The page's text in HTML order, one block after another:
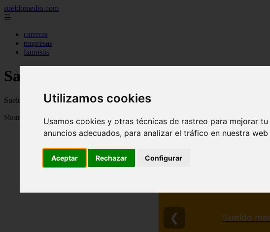
Utilizamos cookies
Usamos cookies y otras técnicas de rastreo para mejorar
anuncios adecuados, para analizar el tráfico en nuestra
Aceptar Rechazar Configurar
sueldomedio.com
☰
carreras
empresas
famosos
Salarios y Sueldos medios 2023
Sueldos medios por paises, provincias y profesiones en 2023
Mostrando 1 - 24 de 276 artículos
Sueldo
❮